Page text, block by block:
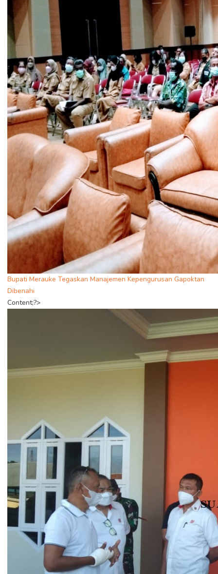
Bupati Merauke Tegaskan Manajemen Kepengurusan Gapoktan
Dibenahi
Content;?>